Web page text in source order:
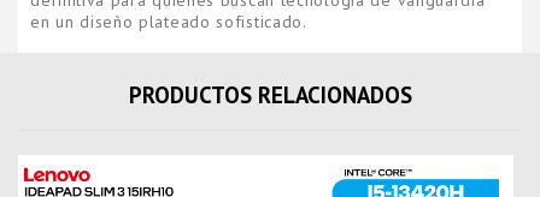
en un diseño plateado sofisticado.
PRODUCTOS RELACIONADOS